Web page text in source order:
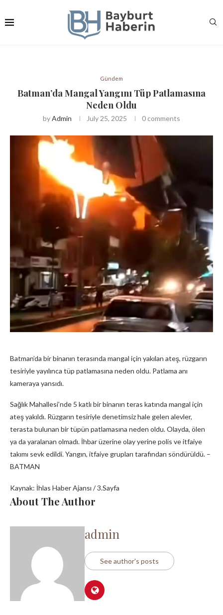
Gündem
Batman’da Mangal Yangını Tüp Patlamasına
Neden Oldu
byAdmin July 25, 2025 0 comments
Batman’da bir binanın terasında mangal için yakılan ateş, rüzgarın
tesiriyle yayılınca tüp patlamasına neden oldu. Patlama anı
kameraya yansıdı.
Sağlık Mahallesi’nde 5 katlı bir binanın teras katında mangal için
ateş yakıldı. Rüzgarın tesiriyle denetimsiz hale gelen alevler,
terasta bulunan bir tüpün patlamasına neden oldu. Olayda, ölen
ya da yaralanan olmadı. İhbar üzerine olay yerine polis ve itfaiye
takımı sevk edildi. Yangın, itfaiye grupları tarafından söndürüldü. –
BATMAN
Kaynak: İhlas Haber Ajansı / 3.Sayfa
About The Author
admin
See author's posts